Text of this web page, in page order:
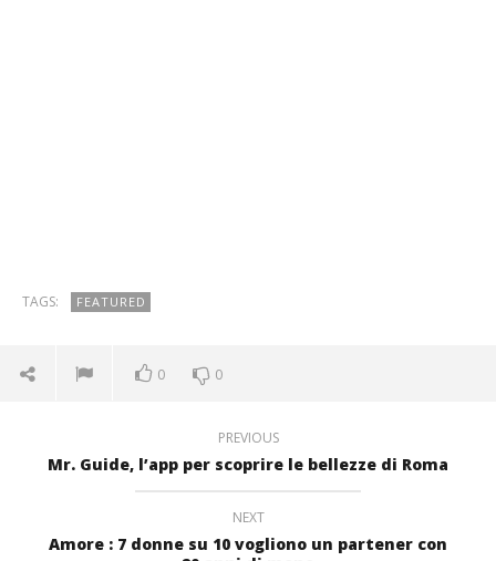
TAGS: FEATURED
0 0
PREVIOUS
Mr. Guide, l’app per scoprire le bellezze di Roma
NEXT
Amore : 7 donne su 10 vogliono un partener con